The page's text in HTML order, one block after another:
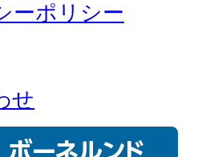
ーポリシー
せ